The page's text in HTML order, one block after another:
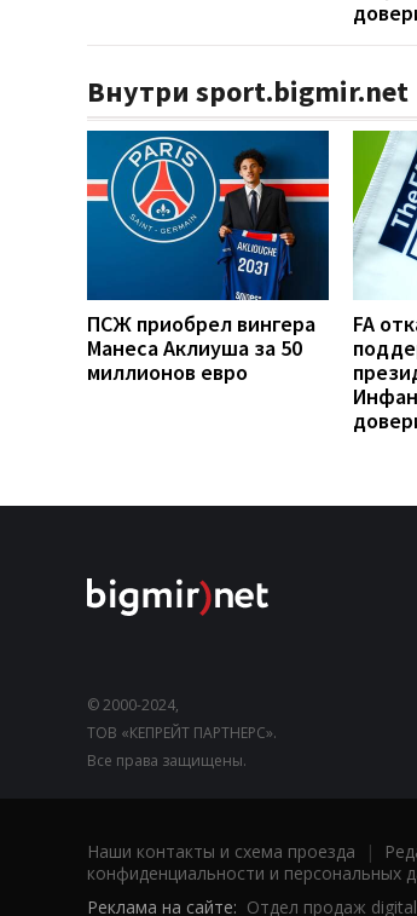
Внутри sport.bigmir.net
ПСЖ приобрел вингера
Манеса Аклиуша за 50
миллионов евро
FA
© 2000-2024,
ТОВ «КЕПРЕЙТ ПАРТНЕРС».
Все права защищены.
Наши контакты и схема проезда |
конфиденциальности и персональных
Реклама на сайте: Отдел продаж